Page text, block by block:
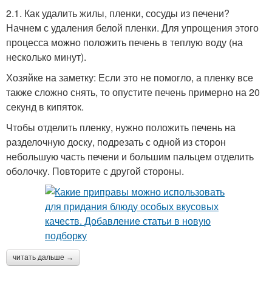
2.1. Как удалить жилы, пленки, сосуды из печени?
Начнем с удаления белой пленки. Для упрощения этого
процесса можно положить печень в теплую воду (на
несколько минут).
Хозяйке на заметку: Если это не помогло, а пленку все
также сложно снять, то опустите печень примерно на 20
секунд в кипяток.
Чтобы отделить пленку, нужно положить печень на
разделочную доску, подрезать с одной из сторон
небольшую часть печени и большим пальцем отделить
оболочку. Повторите с другой стороны.
читать дальше →